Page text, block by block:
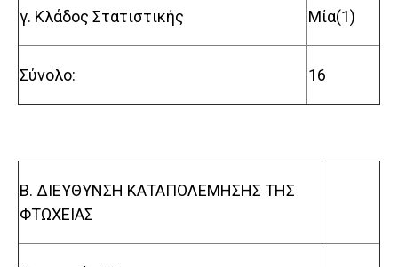
γ. Κλάδος Στατιστικής Μία(1)
Σύνολο: 16
Β. ΔΙΕΥΘΥΝΣΗ ΚΑΤΑΠΟΛΕΜΗΣΗΣ ΤΗΣ
ΦΤΩΧΕΙΑΣ